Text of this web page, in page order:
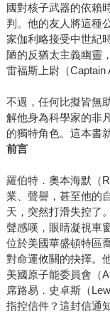
國對核子武器的依賴
判。他的友人將這種
家伽利略接受中世紀
陋的反猶太主義幽靈
雷福斯上尉（Captain
不過，任何比擬皆無
解他身為科學家的非
的獨特角色。這本書
前言
羅伯特．奧本海默（
業、聲譽，甚至他的
天，突然打滑失控了
聲感嘆，眼睛凝視車
位於美國華盛頓特區
對命運攸關的抉擇。
美國原子能委員會（
席路易．史卓斯（
指控信件？這封信通